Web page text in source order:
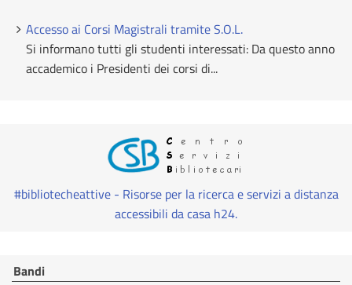
Accesso ai Corsi Magistrali tramite S.O.L.
Si informano tutti gli studenti interessati: Da questo anno
accademico i Presidenti dei corsi di...
#bibliotecheattive - Risorse per la ricerca e servizi a distanza
accessibili da casa h24.
Bandi